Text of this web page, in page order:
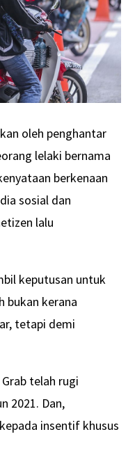
oleh penghantar
lelaki bernama
berkenaan
sosial dan
lalu
keputusan untuk
bukan kerana
tetapi demi
telah rugi
2021. Dan,
insentif khusus